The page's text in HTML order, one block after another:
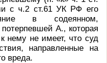
с ч.2 ст.61 УК РФ его
в содеянном,
А., которая
нему не имеет, что суд
направленные на
вреда.